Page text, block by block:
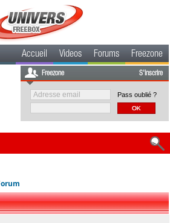
Accueil Videos Forums Freezone
Freezone S'inscrire
Pass oublié ?